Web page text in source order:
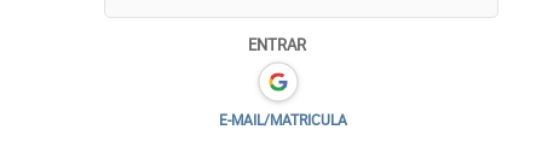
ENTRAR
E-MAIL/MATRICULA